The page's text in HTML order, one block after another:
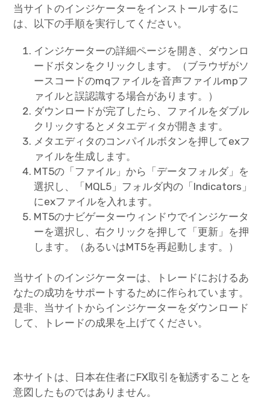
当サイトのインジケーターをインストールするに
は、以下の手順を実行してください。
インジケーターの詳細ページを開き、ダウンロ
ードボタンをクリックします。（ブラウザがソ
ースコードのmqファイルを音声ファイルmpフ
ァイルと誤認識する場合があります。）
ダウンロードが完了したら、ファイルをダブル
クリックするとメタエディタが開きます。
メタエディタのコンパイルボタンを押してexフ
ァイルを生成します。
MT5の「ファイル」から「データフォルダ」を
選択し、「MQL5」フォルダ内の「Indicators」
にexファイルを入れます。
MT5のナビゲーターウィンドウでインジケータ
ーを選択し、右クリックを押して「更新」を押
します。（あるいはMT5を再起動します。）
当サイトのインジケーターは、トレードにおけるあ
なたの成功をサポートするために作られています。
是非、当サイトからインジケーターをダウンロード
して、トレードの成果を上げてください。
本サイトは、日本在住者にFX取引を勧誘することを
意図したものではありません。